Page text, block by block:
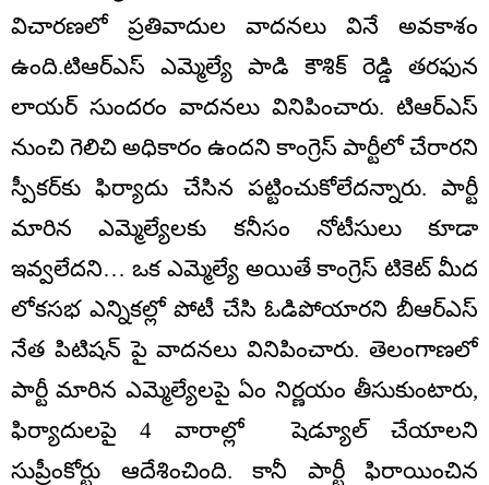
విచారణలో ప్రతివాదుల వాదనలు వినే అవకాశం
ఉంది.టిఆర్ఎస్ ఎమ్మెల్యే పాడి కౌశిక్ రెడ్డి తరఫున
లాయర్ సుందరం వాదనలు వినిపించారు. టిఆర్ఎస్
నుంచి గెలిచి అధికారం ఉందని కాంగ్రెస్ పార్టీలో చేరారని
స్పీకర్‌కు ఫిర్యాదు చేసిన పట్టించుకోలేదన్నారు. పార్టీ
మారిన ఎమ్మెల్యేలకు కనీసం నోటీసులు కూడా
ఇవ్వలేదని… ఒక ఎమ్మెల్యే అయితే కాంగ్రెస్ టికెట్ మీద
లోకసభ ఎన్నికల్లో పోటీ చేసి ఓడిపోయారని బీఆర్ఎస్
నేత పిటిషన్ పై వాదనలు వినిపించారు. తెలంగాణలో
పార్టీ మారిన ఎమ్మెల్యేలపై ఏం నిర్ణయం తీసుకుంటారు,
ఫిర్యాదులపై 4 వారాల్లో షెడ్యూల్ చేయాలని
సుప్రీంకోర్టు ఆదేశించింది. కానీ పార్టీ ఫిరాయించిన